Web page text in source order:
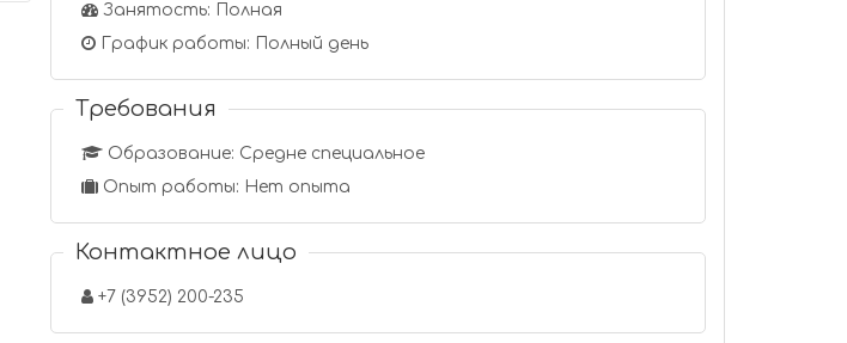
Занятость: Полная
График работы: Полный день
Требования
Образование: Средне специальное
Опыт работы: Нет опыта
Контактное лицо
+7 (3952) 200-235